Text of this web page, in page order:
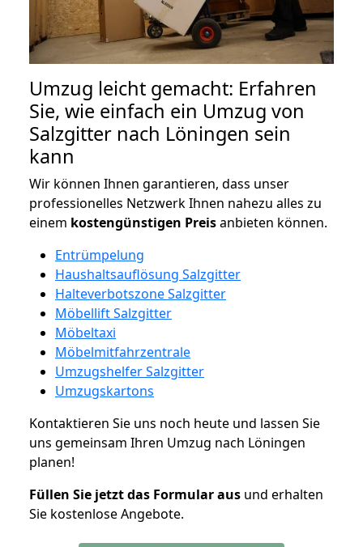
Umzug leicht gemacht: Erfahren
Sie, wie einfach ein Umzug von
Salzgitter nach Löningen sein
kann
Wir können Ihnen garantieren, dass unser
professionelles Netzwerk Ihnen nahezu alles zu
einem kostengünstigen Preisanbieten können.
Entrümpelung
Haushaltsauflösung Salzgitter
Halteverbotszone Salzgitter
Möbellift Salzgitter
Möbeltaxi
Möbelmitfahrzentrale
Umzugshelfer Salzgitter
Umzugskartons
Kontaktieren Sie uns noch heute und lassen Sie
uns gemeinsam Ihren Umzug nach Löningen
planen!
Füllen Sie jetzt das Formular aus und erhalten
Sie kostenlose Angebote.